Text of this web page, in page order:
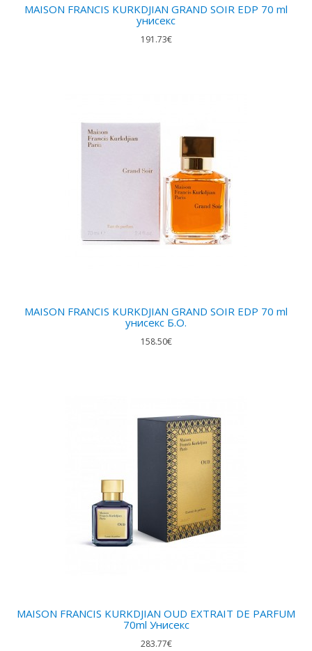
MAISON FRANCIS KURKDJIAN GRAND SOIR EDP 70 ml
унисекс
191.73€
MAISON FRANCIS KURKDJIAN GRAND SOIR EDP 70 ml
унисекс Б.О.
158.50€
MAISON FRANCIS KURKDJIAN OUD EXTRAIT DE PARFUM
70ml Унисекс
283.77€